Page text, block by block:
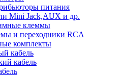
питания
Mini Jack,AUX и др.
клеммы
и переходники RCA
комплекты
кабель
кабель